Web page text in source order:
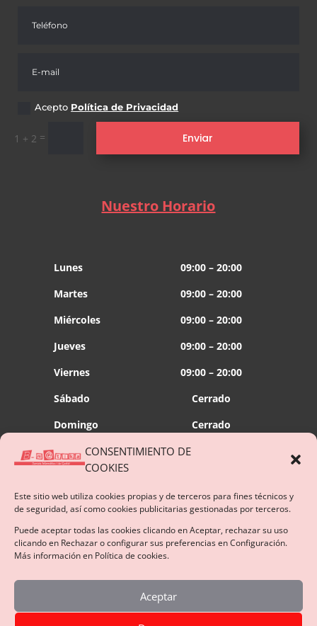
CONSENTIMIENTO DE
COOKIES
Este sitio web utiliza cookies propias y de terceros para fines técnicos y
de seguridad, así como cookies publicitarias gestionadas por terceros.
Puede aceptar todas las cookies clicando en Aceptar, rechazar su uso
clicando en Rechazar o configurar sus preferencias en Configuración.
Más información en Política de cookies.
Aceptar
Acepto Política de Privacidad
1 + 2 = Enviar
Nuestro Horario
Lunes
09:00 – 20:00
Martes
09:00 – 20:00
Miércoles
09:00 – 20:00
Jueves
09:00 – 20:00
Viernes
09:00 – 20:00
Sábado
Cerrado
Domingo
Cerrado
Conectemos!
Más de 1000 profesionales cuentan con nosotros
SERVICIOS ACTIVOS EN 24 HORAS